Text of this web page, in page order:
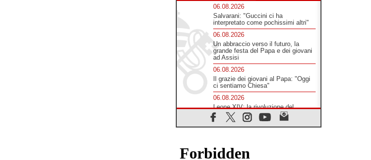
06.08.2026
Salvarani: "Guccini ci ha
interpretato come pochissimi altri"
06.08.2026
Un abbraccio verso il futuro, la
grande festa del Papa e dei giovani
ad Assisi
06.08.2026
Il grazie dei giovani al Papa: "Oggi
ci sentiamo Chiesa"
06.08.2026
Leone XIV: la rivoluzione del
Vangelo abbatte i muri che
separano gli esseri umani
san Francesco per imparare il
Vangelo della pace